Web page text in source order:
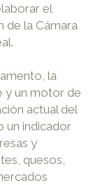
el
de la Cámara
la
y un motor de
actual del
un indicador
y
quesos,